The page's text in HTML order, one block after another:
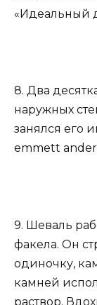
«Идеальный
8. Два
наружных
занялся его
emmett
9. Шеваль
факела. Он
одиночку,
камней
раствор.